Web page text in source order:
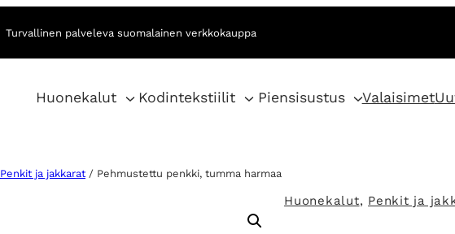
Turvallinen palveleva suomalainen verkkokauppa
Huonekalut Kodintekstiilit Piensisustus Valaisimet
Penkit ja jakkarat / Pehmustettu penkki, tumma harmaa
Huonekalut, Penkit ja